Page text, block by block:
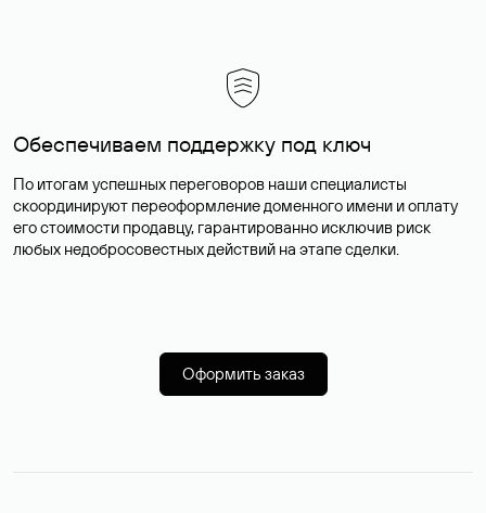
Обеспечиваем поддержку под ключ
По итогам успешных переговоров наши специалисты
скоординируют переоформление доменного имени и оплату
его стоимости продавцу, гарантированно исключив риск
любых недобросовестных действий на этапе сделки.
Оформить заказ